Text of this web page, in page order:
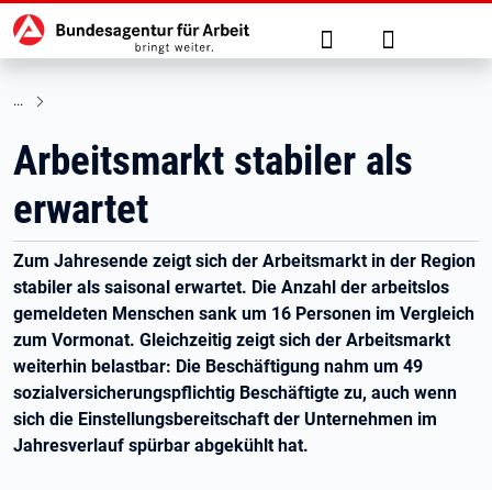
zu den Hauptinhalten springen
Hauptnavigation Suche Anmelden
Arbeitsmarkt stabiler als
erwartet
Zum Jahresende zeigt sich der Arbeitsmarkt in der Region
stabiler als saisonal erwartet. Die Anzahl der arbeitslos
gemeldeten Menschen sank um 16 Personen im Vergleich
zum Vormonat. Gleichzeitig zeigt sich der Arbeitsmarkt
weiterhin belastbar: Die Beschäftigung nahm um 49
sozialversicherungspflichtig Beschäftigte zu, auch wenn
sich die Einstellungsbereitschaft der Unternehmen im
Jahresverlauf spürbar abgekühlt hat.